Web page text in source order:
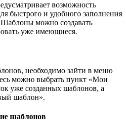
возможность
быстрого и удобного заполнения
можно создавать
уже имеющиеся.
необходимо зайти в меню
можно выбрать пункт «Мои
уже созданных шаблонов, а
шаблон».
шаблонов